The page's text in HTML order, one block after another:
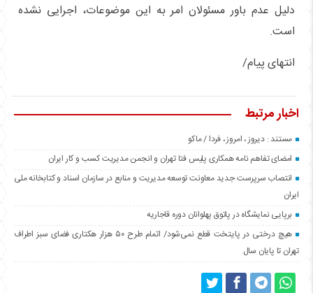
دلیل عدم باور مسئولان امر به این موضوعات، اجرایی نشده
است.
انتهای پیام/
اخبار مرتبط
مستند : دیروز ، امروز ، فردا / ماکو
امضای تفاهم نامه همکاری پلیس فتا تهران و انجمن مدیریت کسب و کار ایران
انتصاب سرپرست جدید معاونت توسعه مدیریت و منابع در سازمان اسناد و کتابخانه ملی
ایران
برپایی نمایشگاه در پاتوق پهلوانان دوره قاجاریه
هیچ درختی در پایتخت قطع نمی‌شود/ اتمام طرح ۵۰ هزار هکتاری فضای سبز اطراف
تهران تا پایان سال